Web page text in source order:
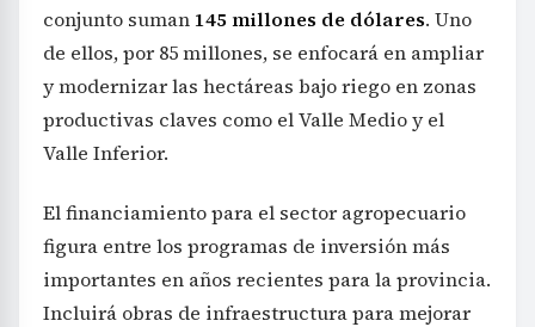
conjunto suman 145 millones de dólares. Uno
de ellos, por 85 millones, se enfocará en ampliar
y modernizar las hectáreas bajo riego en zonas
productivas claves como el Valle Medio y el
Valle Inferior.
El financiamiento para el sector agropecuario
figura entre los programas de inversión más
importantes en años recientes para la provincia.
Incluirá obras de infraestructura para mejorar